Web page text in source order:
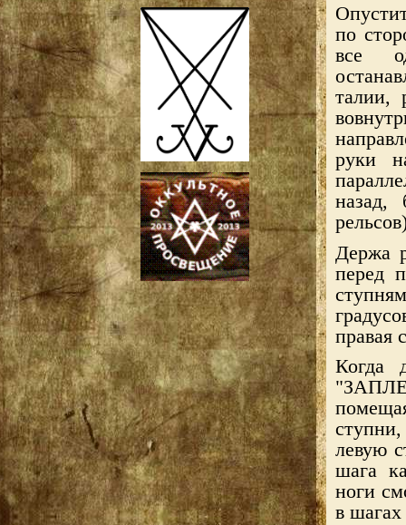
по
все
талии,
руки
назад,
Держа
перед
правая
Когда
левую
шага
ноги
в шагах